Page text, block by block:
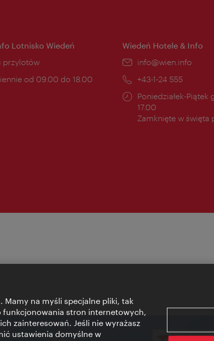
Lotnisko Wiedeń
przylotów
od 09.00 do 18.00
Wiedeń Hotele & Info
E-
info@wien.info
Telefon:
+43-1-24 555
Godziny
otwarcia:
Poniedziałek-Piątek
17.00
Zamknięte w święta
Mamy na myśli specjalne pliki, tak
funkcjonowania stron internetowych,
zainteresowań. Jeśli nie wyrażasz
ustawienia domyślne w